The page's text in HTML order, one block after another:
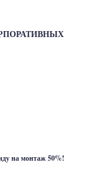
на монтаж 50%!